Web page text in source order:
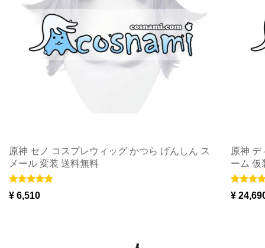
原神 セノ コスプレウィッグ かつら げんしん ス
メール 変装 送料無料
¥ 6,510
原神 デ
ーム 仮
¥